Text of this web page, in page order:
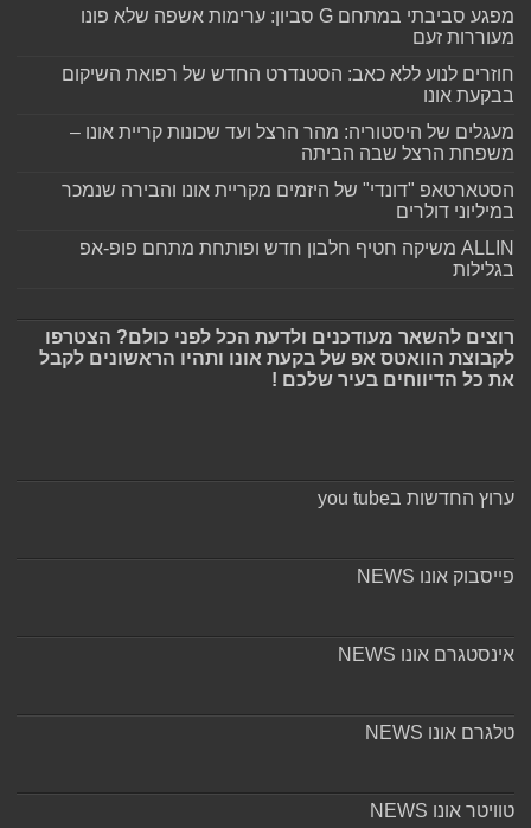
מפגע סביבתי במתחם G סביון: ערימות אשפה שלא פונו
מעוררות זעם
חוזרים לנוע ללא כאב: הסטנדרט החדש של רפואת השיקום
בבקעת אונו
מעגלים של היסטוריה: מהר הרצל ועד שכונות קריית אונו –
משפחת הרצל שבה הביתה
הסטארטאפ "דונדי" של היזמים מקריית אונו והבירה שנמכר
במיליוני דולרים
ALLIN משיקה חטיף חלבון חדש ופותחת מתחם פופ-אפ
בגלילות
רוצים להשאר מעודכנים ולדעת הכל לפני כולם? הצטרפו
לקבוצת הוואטס אפ של בקעת אונו ותהיו הראשונים לקבל
את כל הדיווחים בעיר שלכם !
ערוץ החדשות בyou tube
פייסבוק אונו NEWS
אינסטגרם אונו NEWS
טלגרם אונו NEWS
טוויטר אונו NEWS